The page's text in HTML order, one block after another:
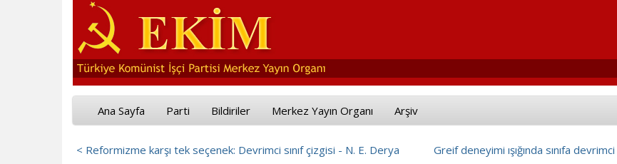
Ana Sayfa Parti Bildiriler Merkez Yayın Organı Arşiv
Greif deneyimi ışığında sınıfa
< Reformizme karşı tek seçenek: Devrimci sınıf çizgisi - N. E. Derya